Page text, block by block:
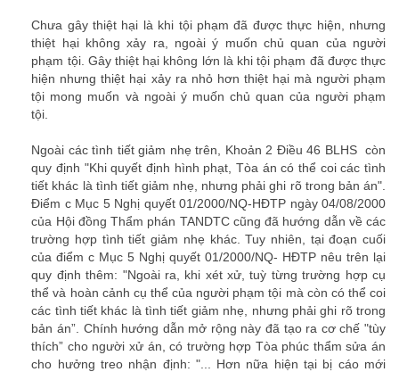
Chưa gây thiệt hại là khi tội phạm đã được thực hiện, nhưng
thiệt hại không xảy ra, ngoài ý muốn chủ quan của người
phạm tội. Gây thiệt hại không lớn là khi tội phạm đã được thực
hiện nhưng thiệt hại xảy ra nhỏ hơn thiệt hại mà người phạm
tội mong muốn và ngoài ý muốn chủ quan của người phạm
tội.
Ngoài các tình tiết giảm nhẹ trên, Khoản 2 Điều 46 BLHS còn
quy định "Khi quyết định hình phạt, Tòa án có thể coi các tình
tiết khác là tình tiết giảm nhẹ, nhưng phải ghi rõ trong bản án"
Điểm c Mục 5 Nghị quyết 01/2000/NQ-HĐTP ngày 04/08/2000
của Hội đồng Thẩm phán TANDTC cũng đã hướng dẫn về các
trường hợp tình tiết giảm nhẹ khác. Tuy nhiên, tại đoạn cuối
của điểm c Mục 5 Nghị quyết 01/2000/NQ- HĐTP nêu trên lại
quy định thêm: "Ngoài ra, khi xét xử, tuỳ từng trường hợp cụ
thể và hoàn cảnh cụ thể của người phạm tội mà còn có thể coi
các tình tiết khác là tình tiết giảm nhẹ, nhưng phải ghi rõ trong
bản án”. Chính hướng dẫn mở rộng này đã tạo ra cơ chế "tùy
thích” cho người xử án, có trường hợp Tòa phúc thẩm sửa án
cho hưởng treo nhận định: "... Hơn nữa hiện tại bị cáo mới